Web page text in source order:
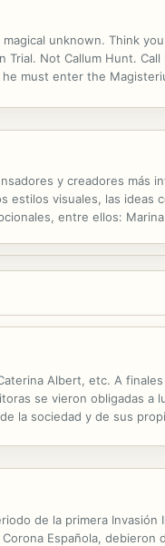
unknown. Think
Not Callum Hunt. Call
must enter the
y creadores más
estilos visuales, las ideas
entre ellos: Marina
Albert, etc. A
se vieron obligadas a
la sociedad y de sus
de la primera Invasión
Española, debieron